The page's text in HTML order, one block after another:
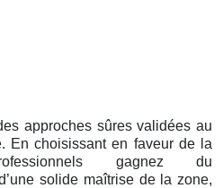
approches sûres validées au
En choisissant en faveur de la
gagnez du
solide maîtrise de la zone,